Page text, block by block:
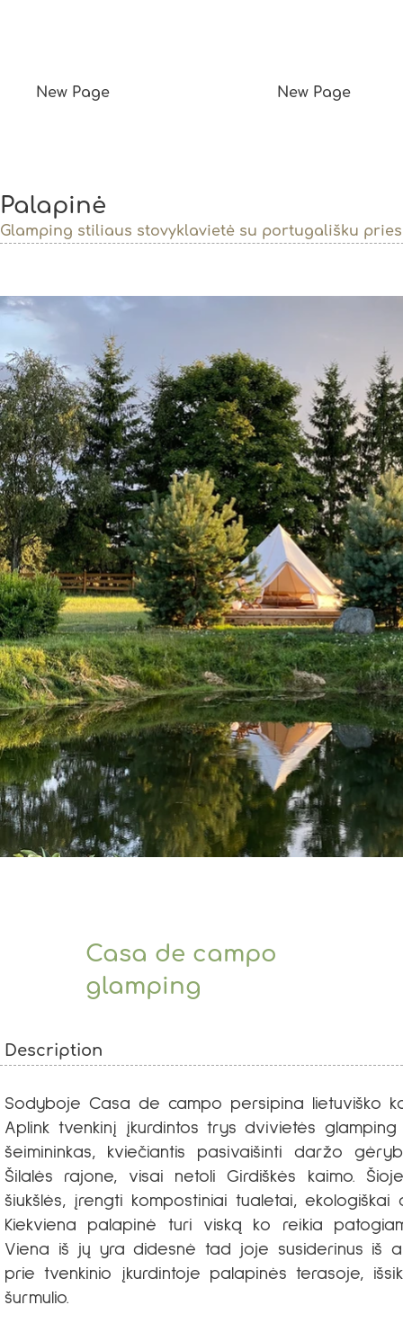
New Page New Page
Palapinė
Glamping stiliaus stovyklavietė su portugališku
Casa de campo
glamping
Description
Sodyboje Casa de campo persipina lietuviško
Aplink tvenkinį įkurdintos trys dvivietės
šeimininkas, kviečiantis pasivaišinti daržo
Šilalės rajone, visai netoli Girdiškės kaimo.
šiukšlės, įrengti kompostiniai tualetai, ekologiškai
Kiekviena palapinė turi viską ko reikia
Viena iš jų yra didesnė tad joje susiderinus iš
prie tvenkinio įkurdintoje palapinės terasoje,
šurmulio.